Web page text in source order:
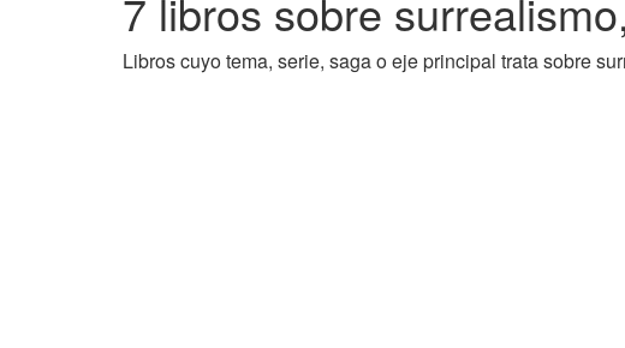
7 libros sobre
Libros cuyo tema, serie, saga o eje principal trata sobre